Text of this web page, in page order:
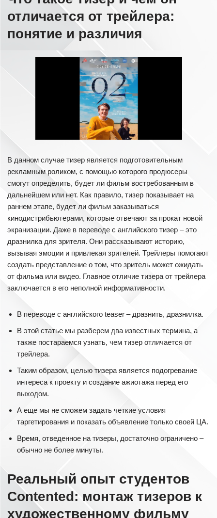
отличается от трейлера:
понятие и различия
В данном случае тизер является подготовительным
рекламным роликом, с помощью которого продюсеры
смогут определить, будет ли фильм востребованным в
дальнейшем или нет. Как правило, тизер показывает на
раннем этапе, будет ли фильм заказываться
кинодистрибьютерами, которые отвечают за прокат новой
экранизации. Даже в переводе с английского тизер – это
дразнилка для зрителя. Они рассказывают историю,
вызывая эмоции и привлекая зрителей. Трейлеры помогают
создать представление о том, что зритель может ожидать
от фильма или видео. Главное отличие тизера от трейлера
заключается в его неполной информативности.
В переводе с английского teaser – дразнить, дразнилка.
В этой статье мы разберем два известных термина, а
также постараемся узнать, чем тизер отличается от
трейлера.
Таким образом, целью тизера является подогревание
интереса к проекту и создание ажиотажа перед его
выходом.
А еще мы не сможем задать четкие условия
таргетирования и показать объявление только своей ЦА.
Время, отведенное на тизеры, достаточно ограничено –
обычно не более минуты.
Реальный опыт студентов
Contented: монтаж тизеров к
художественному фильму